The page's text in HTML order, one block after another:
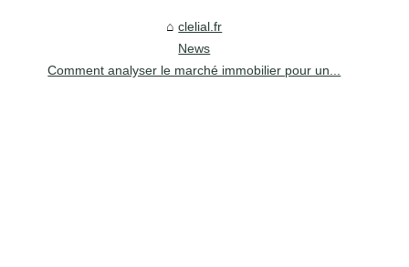
clelial.fr
News
Comment analyser le marché immobilier pour un...